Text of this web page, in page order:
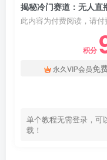
此内容为付费阅读，请
积分
永久VIP会员免
单个教程无需登录，可
载！